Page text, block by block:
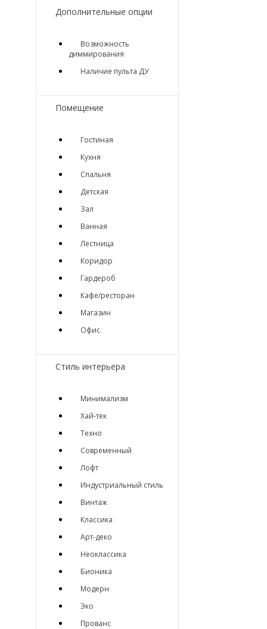
Дополнительные опции
Возможность
диммирования
Наличие пульта ДУ
Помещение
Гостиная
Кухня
Спальня
Детская
Зал
Ванная
Лестница
Коридор
Гардероб
Кафе/ресторан
Магазин
Офис
Стиль интерьера
Минимализм
Хай-тек
Техно
Современный
Лофт
Индустриальный стиль
Винтаж
Классика
Арт-деко
Неоклассика
Бионика
Модерн
Эко
Прованс